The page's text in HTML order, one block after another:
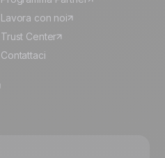
Lavora con noi
Trust Center
Contattaci